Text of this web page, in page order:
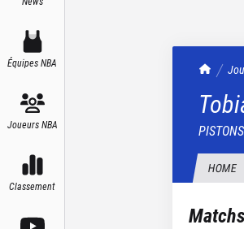
Équipes NBA
Joueurs NBA
Classement
PISTONS
HOME